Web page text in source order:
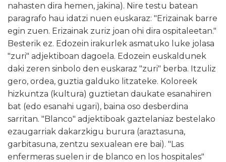
nahasten dira hemen, jakina). Nire testu batean
paragrafo hau idatzi nuen euskaraz: "Erizainak barre
egin zuen. Erizainak zuriz joan ohi dira ospitaleetan."
Besterik ez. Edozein irakurlek asmatuko luke jolasa
"zuri" adjektiboan dagoela. Edozein euskaldunek
daki zeren sinbolo den euskaraz "zuri" berba. Itzuliz
gero, ordea, guztia galduko litzateke. Koloreek
hizkuntza (kultura) guztietan daukate esanahiren
bat (edo esanahi ugari), baina oso desberdina
sarritan. "Blanco" adjektiboak gaztelaniaz bestelako
ezaugarriak dakarzkigu burura (araztasuna,
garbitasuna, zentzu sexualean ere bai). "Las
enfermeras suelen ir de blanco en los hospitales"